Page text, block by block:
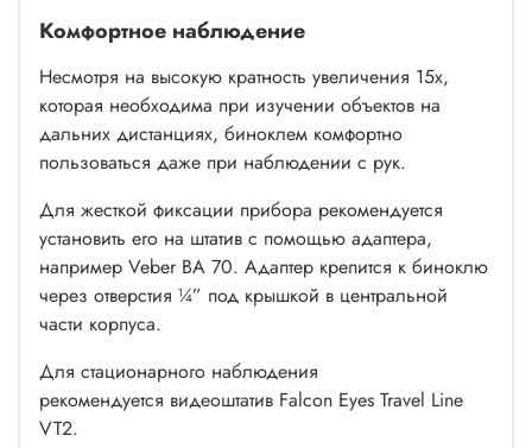
Комфортное наблюдение
Несмотря на высокую кратность увеличения 15х,
которая необходима при изучении объектов на
дальних дистанциях, биноклем комфортно
пользоваться даже при наблюдении с рук.
Для жесткой фиксации прибора рекомендуется
установить его на штатив с помощью адаптера,
например Veber BA 70. Адаптер крепится к биноклю
через отверстия ¼” под крышкой в центральной
части корпуса.
Для стационарного наблюдения
рекомендуется видеоштатив Falcon Eyes Travel Line
VT2.